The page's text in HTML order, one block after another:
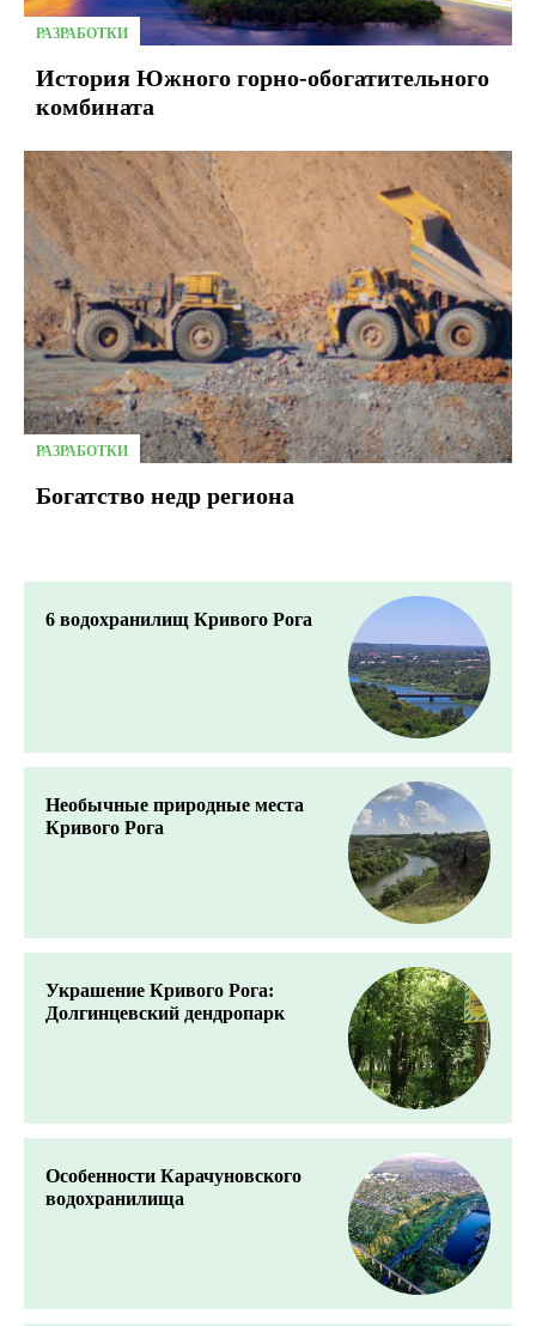
РАЗРАБОТКИ
История Южного горно-обогатительного
комбината
РАЗРАБОТКИ
Богатство недр региона
6 водохранилищ Кривого Рога
Необычные природные места
Кривого Рога
Украшение Кривого Рога:
Долгинцевский дендропарк
Особенности Карачуновского
водохранилища